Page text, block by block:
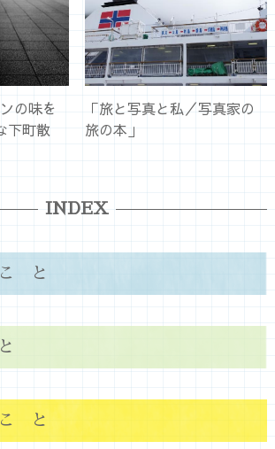
の味を
下町散
「旅と写真と私／写真家の
旅の本」
INDEX
と
と